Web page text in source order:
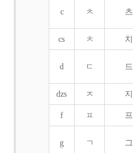
c ㅊ 츠
cs ㅊ 치
d ㄷ 드
dzs ㅈ 지
f ㅍ 프
g ㄱ 그